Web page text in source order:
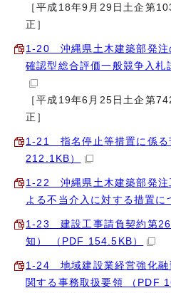
［平成18年9月29日土企第
正］
1‐20 沖縄県土木建築部発注
確認型総合評価一般競争入札
［平成19年6月25日土企第
正］
1‐21 指名停止等措置に係る
212.1KB）
1‐22 沖縄県土木建築部発注
よる不当介入に対する措置
1‐23 建設工事請負契約第
知） （PDF 154.5KB）
1‐24 地域建設業経営強化融
関する事務取扱要領 （PDF